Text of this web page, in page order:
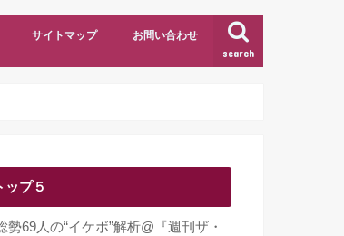
search
サイトマップ お問い合わせ
ップ５
勢69人の“イケボ”解析@『週刊ザ・